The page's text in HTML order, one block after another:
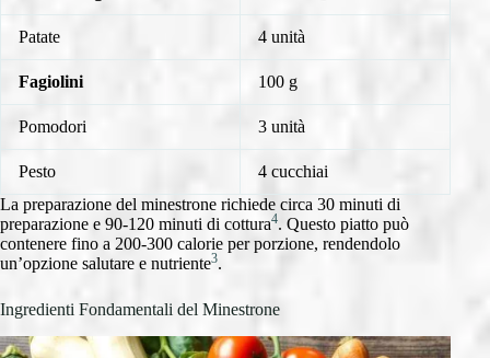
Patate 4 unità
Fagiolini 100 g
Pomodori 3 unità
Pesto
4 cucchiai
La preparazione del minestrone richiede circa 30 minuti di
preparazione e 90-120 minuti di cottura4. Questo piatto può
contenere fino a 200-300 calorie per porzione, rendendolo
un’opzione salutare e nutriente3.
Ingredienti Fondamentali del Minestrone